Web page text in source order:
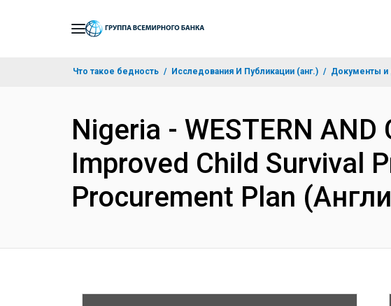
Что такое бедность Исследования И Публикации (анг.) Документы и
Nigeria - WESTERN
Improved Child Survival
Procurement Plan